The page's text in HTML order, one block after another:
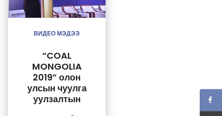
ВИДЕО МЭДЭЭ
“COAL
MONGOLIA
2019” олон
улсын чуулга
уулзалтын